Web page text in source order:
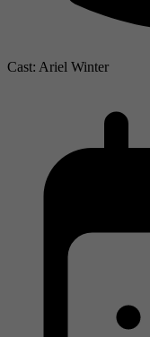
Cast: Ariel Winter